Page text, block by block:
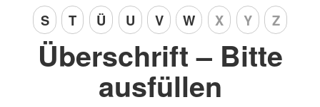
S
T Ü U V W X Y Z
Überschrift – Bitte
ausfüllen